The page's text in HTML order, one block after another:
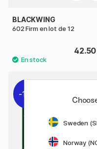
BLACKWING
602 Firm en lot de 12
11%
Sweden
Norway